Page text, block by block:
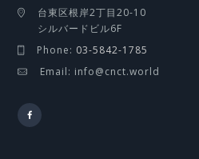
台東区根岸2丁目20-10
シルバードビル6F
Phone: 03-5842-1785
Email: info@cnct.world